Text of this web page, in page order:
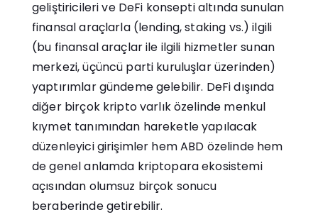
geliştiricileri ve DeFi konsepti altında sunulan
finansal araçlarla (lending, staking vs.) ilgili
(bu finansal araçlar ile ilgili hizmetler sunan
merkezi, üçüncü parti kuruluşlar üzerinden)
yaptırımlar gündeme gelebilir. DeFi dışında
diğer birçok kripto varlık özelinde menkul
kıymet tanımından hareketle yapılacak
düzenleyici girişimler hem ABD özelinde hem
de genel anlamda kriptopara ekosistemi
açısından olumsuz birçok sonucu
beraberinde getirebilir.